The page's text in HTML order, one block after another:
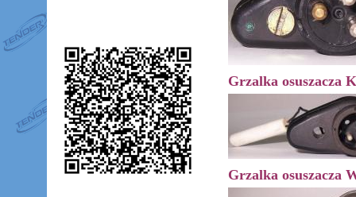
Grzalka osuszacza
Grzalka osuszacza